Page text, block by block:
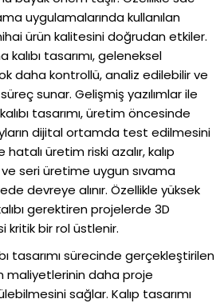
uygulamalarında kullanılan
ürün kalitesini doğrudan etkiler.
tasarımı, geleneksel
daha kontrollü, analiz edilebilir ve
sunar. Gelişmiş yazılımlar ile
tasarımı, üretim öncesinde
dijital ortamda test edilmesini
hatalı üretim riski azalır, kalıp
ve seri üretime uygun sıvama
devreye alınır. Özellikle yüksek
gerektiren projelerde 3D
bir rol üstlenir.
tasarımı sürecinde gerçekleştirilen
maliyetlerinin daha proje
sağlar. Kalıp tasarımı